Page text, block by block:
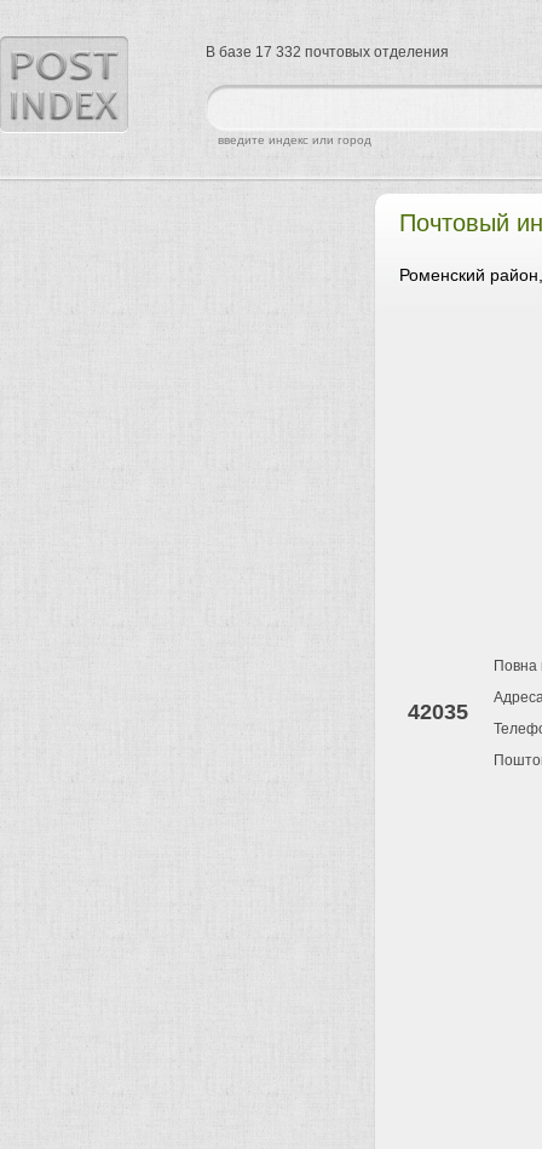
Почтовый
Роменский
42035
Повна
найти
введите индекс или город
В базе 17 332 почтовых отделения